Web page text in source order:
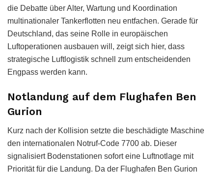
die Debatte über Alter, Wartung und Koordination
multinationaler Tankerflotten neu entfachen. Gerade für
Deutschland, das seine Rolle in europäischen
Luftoperationen ausbauen will, zeigt sich hier, dass
strategische Luftlogistik schnell zum entscheidenden
Engpass werden kann.
Notlandung auf dem Flughafen Ben
Gurion
Kurz nach der Kollision setzte die beschädigte Maschine
den internationalen Notruf-Code 7700 ab. Dieser
signalisiert Bodenstationen sofort eine Luftnotlage mit
Priorität für die Landung. Da der Flughafen Ben Gurion